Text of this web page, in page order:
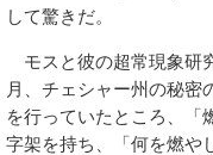
して驚きだ。
モスと彼の超常現象研
月、チェシャー州の秘密
を行っていたところ、「
字架を持ち、「何を燃や